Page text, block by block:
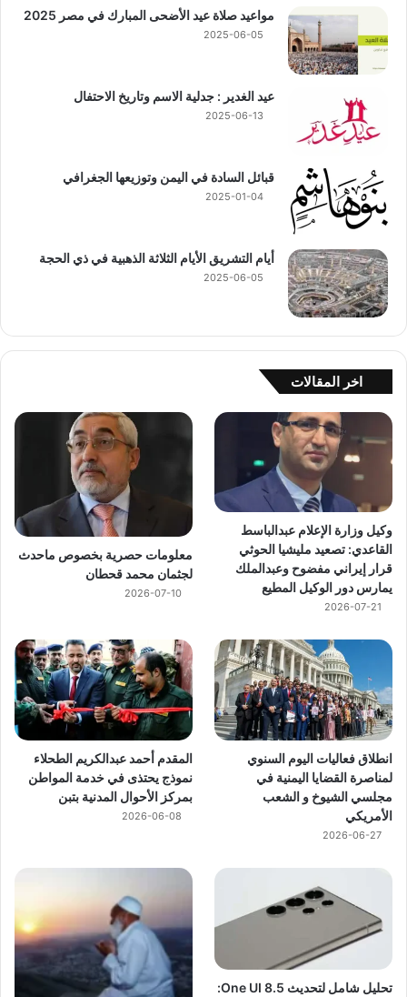
مواعيد صلاة عيد الأضحى المبارك في مصر 2025
2025-06-05
عيد الغدير : جدلية الاسم وتاريخ الاحتفال
2025-06-13
قبائل السادة في اليمن وتوزيعها الجغرافي
2025-01-04
أيام التشريق الأيام الثلاثة الذهبية في ذي الحجة
2025-06-05
اخر المقالات
وكيل وزارة الإعلام عبدالباسط
القاعدي: تصعيد مليشيا الحوثي
قرار إيراني مفضوح وعبدالملك
يمارس دور الوكيل المطيع
2026-07-21
معلومات حصرية بخصوص ماحدث
لجثمان محمد قحطان
2026-07-10
انطلاق فعاليات اليوم السنوي
لمناصرة القضايا اليمنية في
مجلسي الشيوخ و الشعب
الأمريكي
2026-06-27
المقدم أحمد عبدالكريم الطحلاء
نموذج يحتذى في خدمة المواطن
بمركز الأحوال المدنية بتبن
2026-06-08
تحليل شامل لتحديث One UI 8.5: